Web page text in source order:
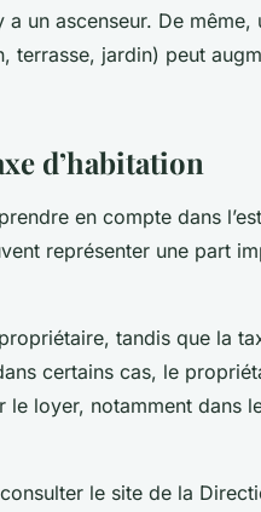
a un ascenseur. De même,
terrasse, jardin) peut
d’habitation
en compte dans
représenter une part
tandis que la
certains cas, le
loyer, notamment dans
le site de la